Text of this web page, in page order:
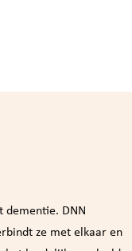
dementie. DNN
ze met elkaar en